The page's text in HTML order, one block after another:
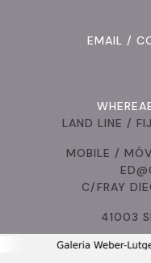
EMAIL /
LAND LINE /
MOBILE /
C/FRAY
41003